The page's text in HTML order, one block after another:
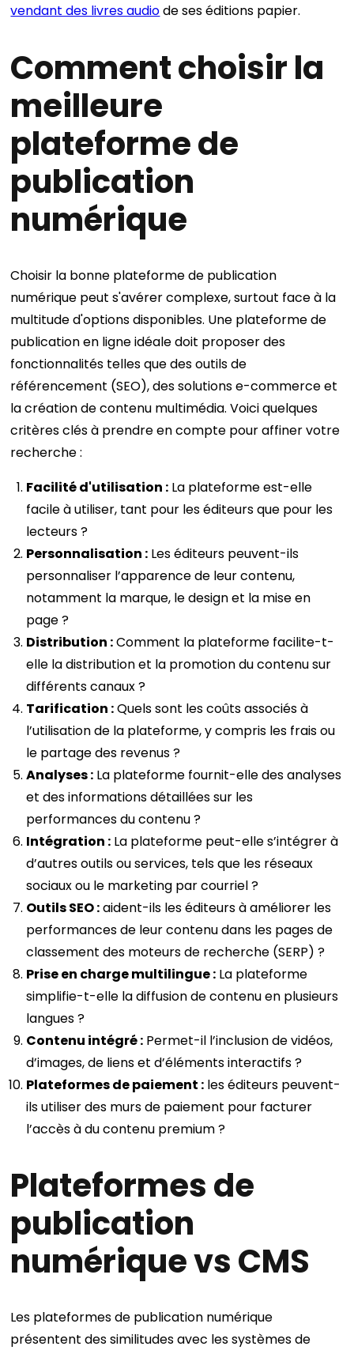
vendant des livres audiode ses éditions papier.
Comment choisir la
meilleure
plateforme de
publication
numérique
Choisir la bonne plateforme de publication
numérique peut s'avérer complexe, surtout face à la
multitude d'options disponibles. Une plateforme de
publication en ligne idéale doit proposer des
fonctionnalités telles que des outils de
référencement (SEO), des solutions e-commerce et
la création de contenu multimédia. Voici quelques
critères clés à prendre en compte pour affiner votre
recherche :
Facilité d'utilisation : La plateforme est-elle
facile à utiliser, tant pour les éditeurs que pour les
lecteurs ?
Personnalisation : Les éditeurs peuvent-ils
personnaliser l’apparence de leur contenu,
notamment la marque, le design et la mise en
page ?
Distribution :Comment la plateforme facilite-t-
elle la distribution et la promotion du contenu sur
différents canaux ?
Tarification :Quels sont les coûts associés à
l’utilisation de la plateforme, y compris les frais ou
le partage des revenus ?
Analyses : La plateforme fournit-elle des analyses
et des informations détaillées sur les
performances du contenu ?
Intégration : La plateforme peut-elle s’intégrer à
d’autres outils ou services, tels que les réseaux
sociaux ou le marketing par courriel ?
Outils SEO :aident-ils les éditeurs à améliorer les
performances de leur contenu dans les pages de
classement des moteurs de recherche (SERP) ?
Prise en charge multilingue : La plateforme
simplifie-t-elle la diffusion de contenu en plusieurs
langues ?
Contenu intégré : Permet-il l’inclusion de vidéos,
d’images, de liens et d’éléments interactifs ?
Plateformes de paiement : les éditeurs peuvent-
ils utiliser des murs de paiement pour facturer
l’accès à du contenu premium ?
Plateformes de
publication
numérique vs CMS
Les plateformes de publication numérique
présentent des similitudes avec les systèmes de